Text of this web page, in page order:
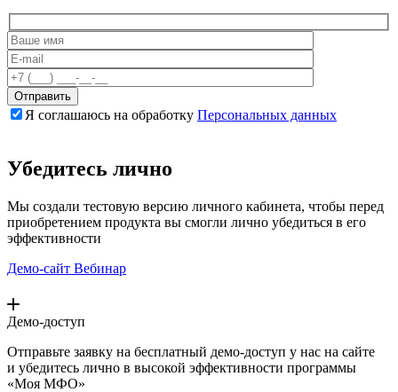
Я соглашаюсь на обработку Персональных данных
Убедитесь лично
Мы создали тестовую версию личного кабинета, чтобы перед
приобретением продукта вы смогли лично убедиться в его
эффективности
Демо-сайт Вебинар
Демо-доступ
Отправьте заявку на бесплатный демо-доступ у нас на сайте
и убедитесь лично в высокой эффективности программы
«Моя МФО»